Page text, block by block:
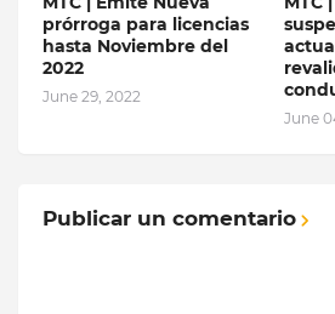
prórroga para licencias
hasta Noviembre del
2022
June 29, 2022
June
Publicar un comentario